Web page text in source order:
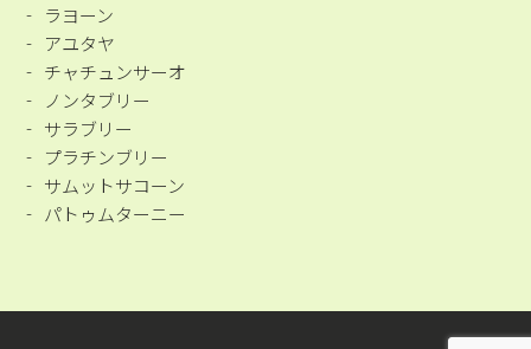
ラヨーン
アユタヤ
チャチュンサーオ
ノンタブリー
サラブリー
プラチンブリー
サムットサコーン
パトゥムターニー